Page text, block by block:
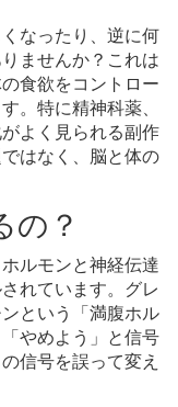
なったり、逆に何
ませんか？これは
食欲をコントロー
。特に精神科薬、
よく見られる副作
はなく、脳と体の
の？
ルモンと神経伝達
れています。グレ
という「満腹ホル
やめよう」と信号
信号を誤って変え